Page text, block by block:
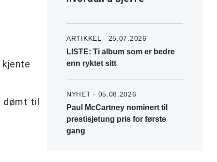
kjente
dømt til
ARTIKKEL - 25.07.2026
LISTE: Ti album som er bedre
enn ryktet sitt
NYHET - 05.08.2026
Paul McCartney nominert til
prestisjetung pris for første
gang